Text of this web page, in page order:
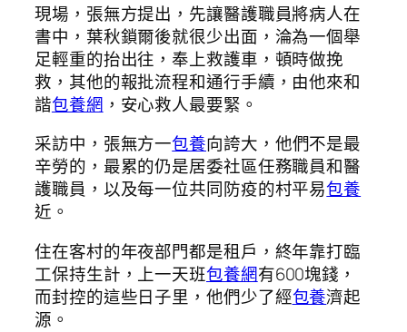
現場，張無方提出，先讓醫護職員將病人在
書中，葉秋鎖爾後就很少出面，淪為一個舉
足輕重的抬出往，奉上救護車，頓時做挽
救，其他的報批流程和通行手續，由他來和
諧包養網 ，安心救人最要緊。
采訪中，張無方一包養向誇大，他們不是最
辛勞的，最累的仍是居委社區任務職員和醫
護職員，以及每一位共同防疫的村平易包養
近。
住在客村的年夜部門都是租戶，終年靠打臨
工保持生計，上一天班包養網有600塊錢，
而封控的這些日子里，他們少了經包養濟起
源。